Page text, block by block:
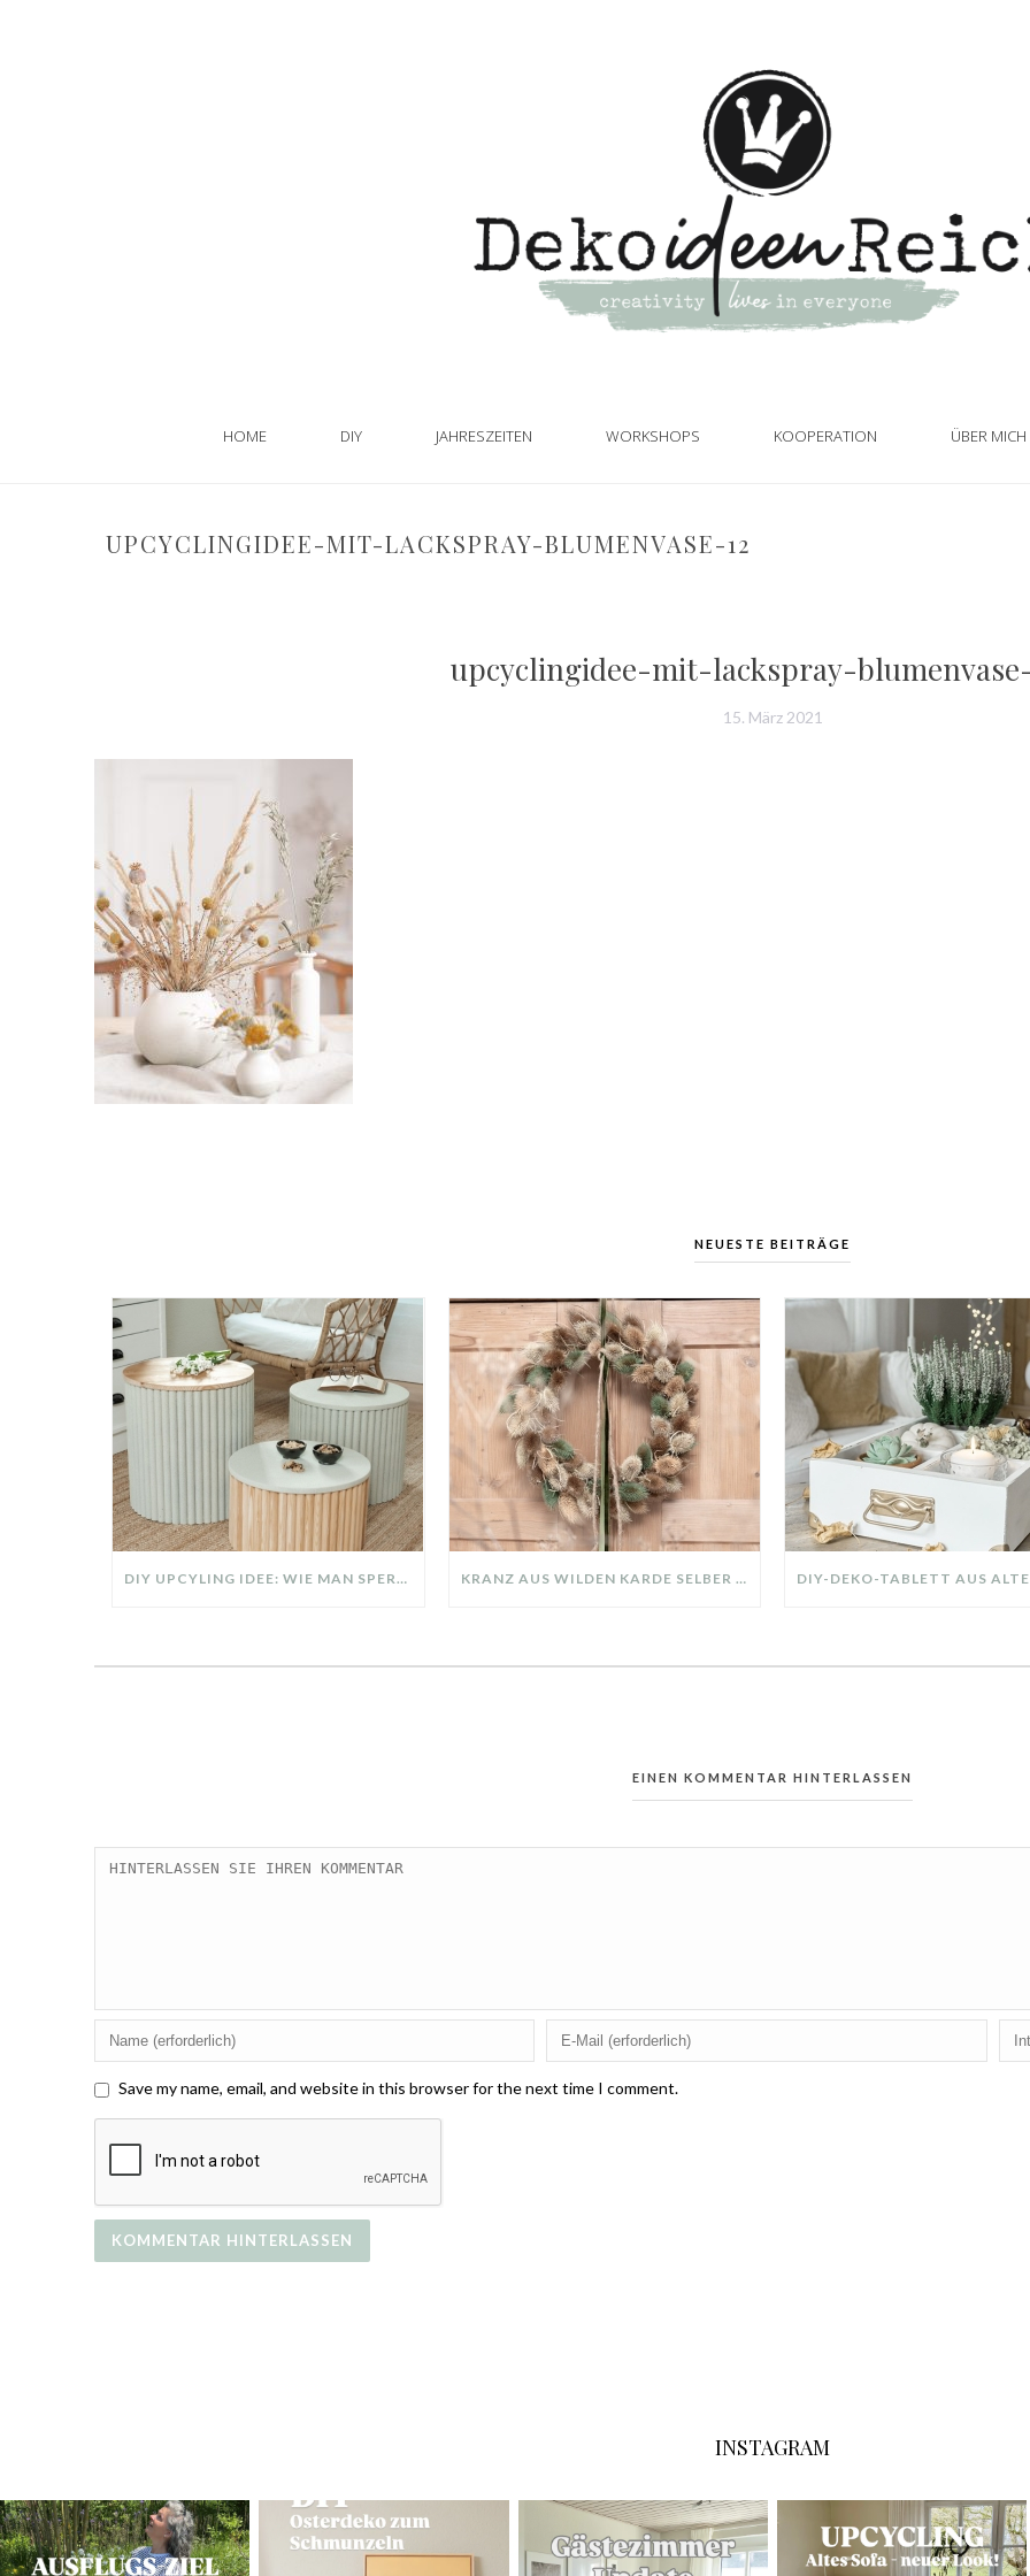
HOME DIY JAHRESZEITEN WORKSHOPS KOOPERATION ÜBER
UPCYCLINGIDEE-MIT-LACKSPRAY-BLUMENVASE-12
upcyclingidee-mit-lackspray-
15. März 2021
NEUESTE BEITRÄGE
DIY UPCYLING IDEE: WIE MAN SPERRMÜLL IN EIN DESIGNER TEIL VERWANDELT KRANZ AUS WILDEN KARDE SELBER MACHEN: HERBSTDEKO GANZ EINFACH
EINEN KOMMENTAR HINTERLASSEN
Save my name, email, and website in this browser for the next time I comment.
INSTAGRAM